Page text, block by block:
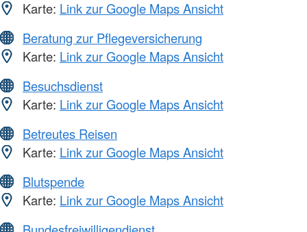
Karte: Link zur Google Maps Ansicht
Beratung zur Pflegeversicherung
Karte: Link zur Google Maps Ansicht
Besuchsdienst
Karte: Link zur Google Maps Ansicht
Betreutes Reisen
Karte: Link zur Google Maps Ansicht
Blutspende
Karte: Link zur Google Maps Ansicht